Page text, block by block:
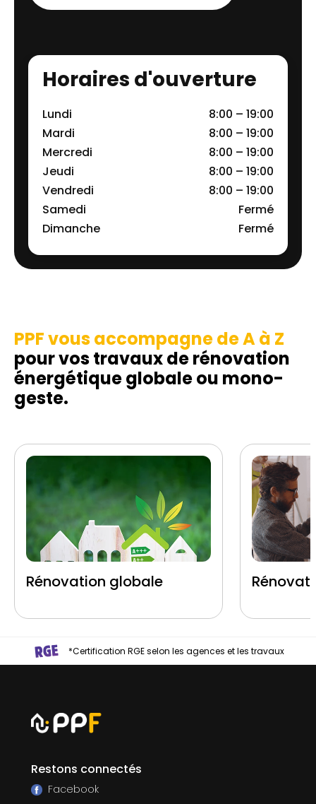
Horaires d'ouverture
Lundi
8:00 – 19:00
Mardi
8:00 – 19:00
Mercredi
8:00 – 19:00
Jeudi
8:00 – 19:00
Vendredi
8:00 – 19:00
Samedi
Fermé
Dimanche
Fermé
PPF vous accompagne de A à Z
pour vos travaux de rénovation
énergétique globale ou mono-
geste.
Rénovation globale
*Certification RGE selon les agences et les travaux
Restons connectés
Facebook